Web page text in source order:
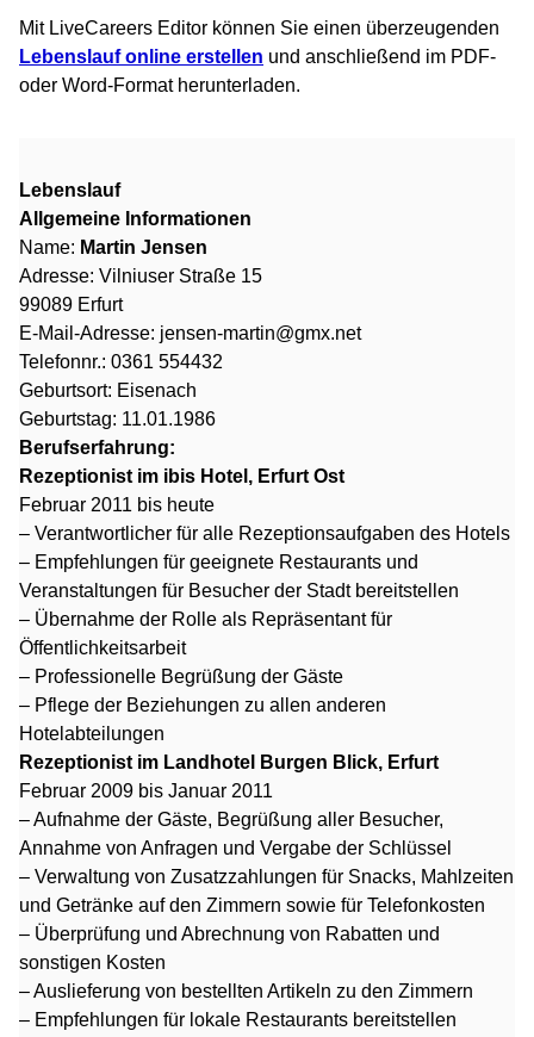
Mit LiveCareers Editor können Sie einen überzeugenden
Lebenslauf online erstellen und anschließend im PDF-
oder Word-Format herunterladen.
Lebenslauf
Allgemeine Informationen
Name: Martin Jensen
Adresse: Vilniuser Straße 15
99089 Erfurt
E-Mail-Adresse: jensen-martin@gmx.net
Telefonnr.: 0361 554432
Geburtsort: Eisenach
Geburtstag: 11.01.1986
Berufserfahrung:
Rezeptionist im ibis Hotel, Erfurt Ost
Februar 2011 bis heute
– Verantwortlicher für alle Rezeptionsaufgaben des Hotels
– Empfehlungen für geeignete Restaurants und
Veranstaltungen für Besucher der Stadt bereitstellen
– Übernahme der Rolle als Repräsentant für
Öffentlichkeitsarbeit
– Professionelle Begrüßung der Gäste
– Pflege der Beziehungen zu allen anderen
Hotelabteilungen
Rezeptionist im Landhotel Burgen Blick, Erfurt
Februar 2009 bis Januar 2011
– Aufnahme der Gäste, Begrüßung aller Besucher,
Annahme von Anfragen und Vergabe der Schlüssel
– Verwaltung von Zusatzzahlungen für Snacks, Mahlzeiten
und Getränke auf den Zimmern sowie für Telefonkosten
– Überprüfung und Abrechnung von Rabatten und
sonstigen Kosten
– Auslieferung von bestellten Artikeln zu den Zimmern
– Empfehlungen für lokale Restaurants bereitstellen